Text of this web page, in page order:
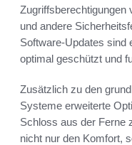
Zugriffsberechtigungen
und andere
Software-Updates sind
optimal geschützt und
Zusätzlich zu den
Systeme erweiterte
Schloss aus der Ferne
nicht nur den Komfort,